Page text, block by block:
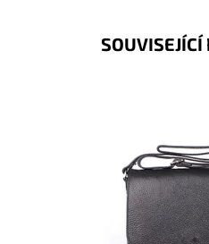
Středně velká kožená
nosit i elegantně podél těla,
Skladem
9765
Vera Pelle
2 roky